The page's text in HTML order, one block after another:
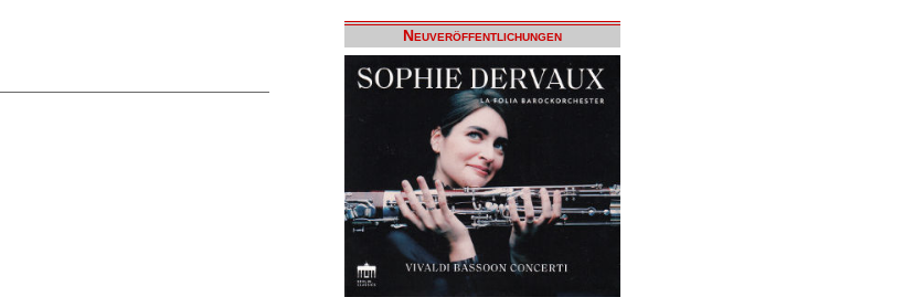
Neuveröffentlichungen